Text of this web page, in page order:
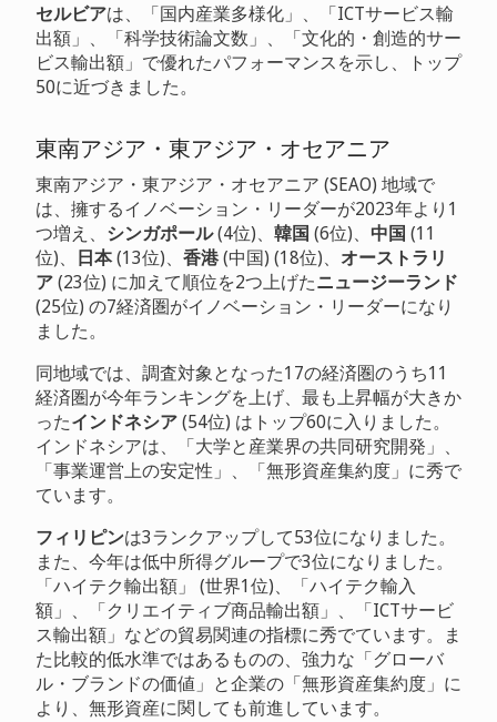
セルビアは、「国内産業多様化」、「ICTサービス輸
出額」、「科学技術論文数」、「文化的・創造的サー
ビス輸出額」で優れたパフォーマンスを示し、トップ
50に近づきました。
東南アジア・東アジア・オセアニア
東南アジア・東アジア・オセアニア (SEAO) 地域で
は、擁するイノベーション・リーダーが2023年より1
つ増え、 シンガポール(4位)、 韓国 (6位)、 中国 (11
位)、 日本(13位)、 香港(中国) (18位)、 オーストラリ
ア(23位) に加えて順位を2つ上げたニュージーランド
(25位) の7経済圏がイノベーション・リーダーになり
ました。
同地域では、調査対象となった17の経済圏のうち11
経済圏が今年ランキングを上げ、最も上昇幅が大きか
ったインドネシア(54位) はトップ60に入りました。
インドネシアは、「大学と産業界の共同研究開発」、
「事業運営上の安定性」、「無形資産集約度」に秀で
ています。
フィリピンは3ランクアップして53位になりました。
また、今年は低中所得グループで3位になりました。
「ハイテク輸出額」 (世界1位)、「ハイテク輸入
額」、「クリエイティブ商品輸出額」、「ICTサービ
ス輸出額」などの貿易関連の指標に秀でています。ま
た比較的低水準ではあるものの、強力な「グローバ
ル・ブランドの価値」と企業の「無形資産集約度」に
より、無形資産に関しても前進しています。